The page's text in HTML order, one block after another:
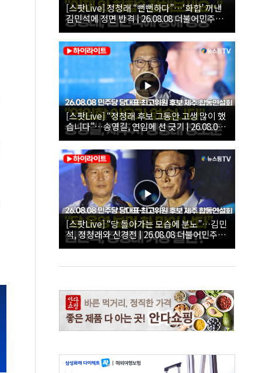
[스팟Live] 정청래 “뻔뻔하다”…‘화합’ 꺼낸
김민석에 정면 반격 | 26.08.08 더불어민주당
당대표·최고위원 후보 제주 합동연설회
[스팟Live] “정청래 후보 그동안 고생 많이 했
습니다”…송영길, 연임에 선 긋기 | 26.08.08
더불어민주당 당대표·최고위원 후보 제주 합
동연설회
[스팟Live] “당 돌아가는 모습에 분노”…김민
석, 정청래와 신경전 | 26.08.08 더불어민주당
당대표·최고위원 후보 제주 합동연설회